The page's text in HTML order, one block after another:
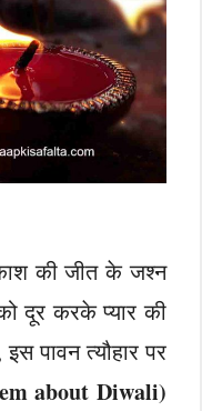
की जीत के जश्न
दूर करके प्यार की
पावन त्यौहार पर
about Diwali)